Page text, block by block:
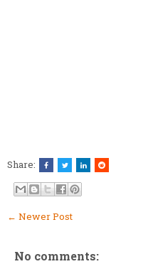
Share:
← Newer Post
No comments: